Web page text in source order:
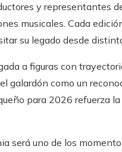
y representantes
musicales. Cada
su legado desde
a figuras con
galardón como un
para 2026 refuerza
será uno de los